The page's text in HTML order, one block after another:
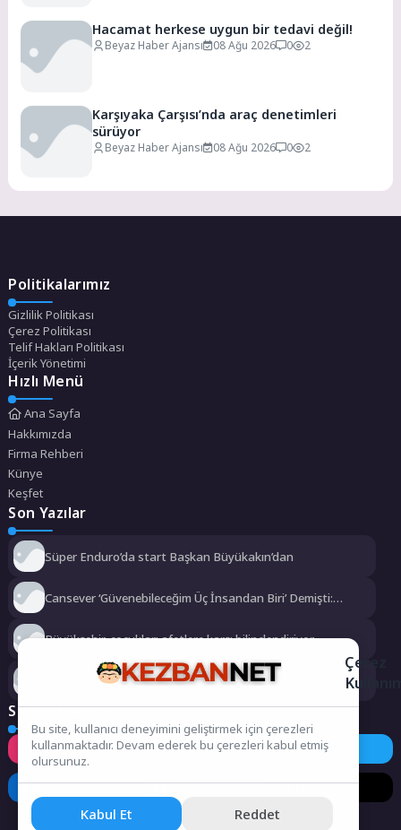
Hacamat herkese uygun bir tedavi değil!
Beyaz Haber Ajansı 08 Ağu 2026 0 2
Karşıyaka Çarşısı’nda araç denetimleri
sürüyor
Beyaz Haber Ajansı 08 Ağu 2026 0 2
Politikalarımız
Gizlilik Politikası
Çerez Politikası
Telif Hakları Politikası
İçerik Yönetimi
Hızlı Menü
Ana Sayfa
Hakkımızda
Firma Rehberi
Künye
Keşfet
Son Yazılar
Süper Enduro’da start Başkan Büyükakın’dan
Cansever ‘Güvenebileceğim Üç İnsandan Biri’ Demişti:
Büyükşehir, çocukları afetlere karşı bilinçlendiriyor
Gökeyüp Mahallesi’nin Su Sorunu Çözüme Kavuşturuldu
Sosyal Medya
Instagram Facebook Twitter
LinkedIn YouTube TikTok
Çerez
Bu site, kullanıcı deneyimini geliştirmek için çerezleri
kullanmaktadır. Devam ederek bu çerezleri kabul etmiş
olursunuz.
Kabul Et Reddet